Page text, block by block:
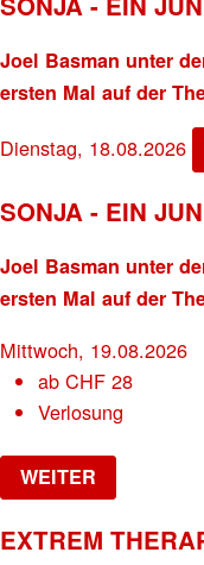
Joel Basman unter
ersten Mal auf der
Dienstag, 18.08.2026
SONJA - EIN
Joel Basman unter
ersten Mal auf der
Mittwoch, 19.08.2026
abCHF 28
Verlosung
WEITER
EXTREM